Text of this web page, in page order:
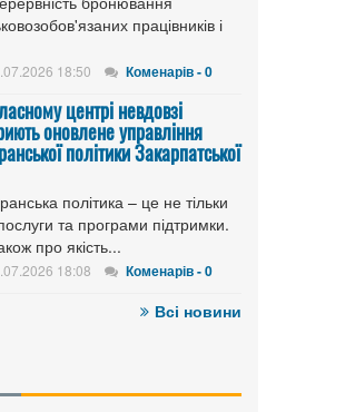
працівників і
18:50 Коменарів - 0
центрі невдовзі
оновлене управління
політики Закарпатської
політика – це не тільки
та програми підтримки.
про якість...
18:08 Коменарів - 0
Всі новини